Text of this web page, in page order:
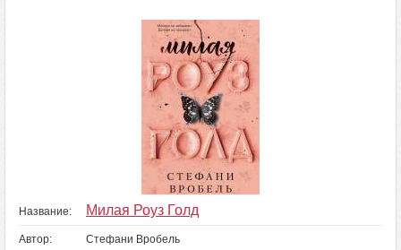
Название: Милая Роуз Голд
Автор: Стефани Вробель